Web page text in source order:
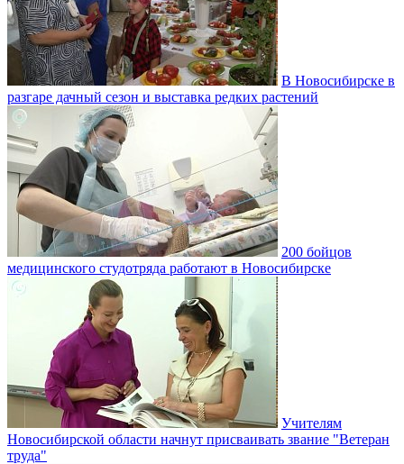
В Новосибирске в
разгаре дачный сезон и выставка редких растений
200 бойцов
медицинского студотряда работают в Новосибирске
Учителям
Новосибирской области начнут присваивать звание "Ветеран
труда"